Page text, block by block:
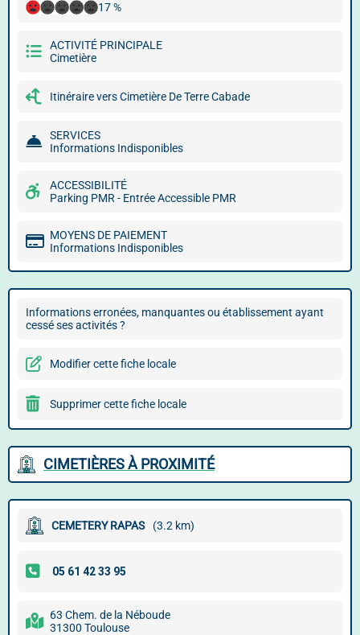
17 %
ACTIVITÉ PRINCIPALE
Cimetière
Itinéraire vers Cimetière De Terre Cabade
SERVICES
Informations Indisponibles
ACCESSIBILITÉ
Parking PMR - Entrée Accessible PMR
MOYENS DE PAIEMENT
Informations Indisponibles
Informations erronées, manquantes ou établissement ayant
cessé ses activités ?
Modifier cette fiche locale
Supprimer cette fiche locale
CIMETIÈRES À PROXIMITÉ
CEMETERY RAPAS (3.2 km)
63 Chem. de la Néboude
31300 Toulouse